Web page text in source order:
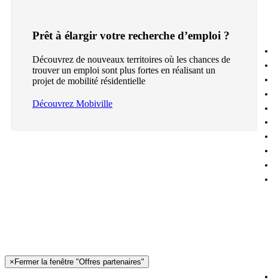
Prêt à élargir votre recherche d’emploi ?
Découvrez de nouveaux territoires où les chances de
trouver un emploi sont plus fortes en réalisant un
projet de mobilité résidentielle
Découvrez Mobiville
× Fermer la fenêtre "Offres partenaires"